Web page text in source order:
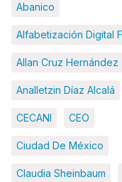
Abanico
Alfabetización Digital
Allan Cruz Hernández
Analletzin Díaz Alcalá
CECANI CEO
Ciudad De México
Claudia Sheinbaum